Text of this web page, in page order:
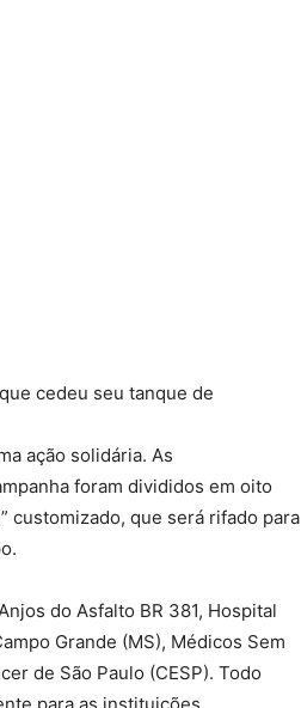
cedeu seu tanque de
ação solidária. As
foram divididos em oito
customizado, que será rifado para
do Asfalto BR 381, Hospital
Grande (MS), Médicos Sem
de São Paulo (CESP). Todo
para as instituições.